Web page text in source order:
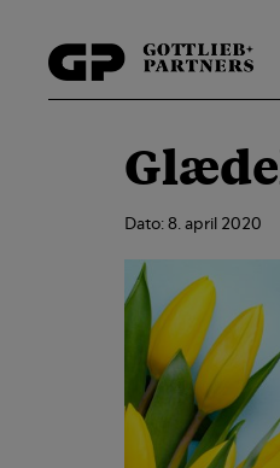
indholdet
Dato: 8. april 2020